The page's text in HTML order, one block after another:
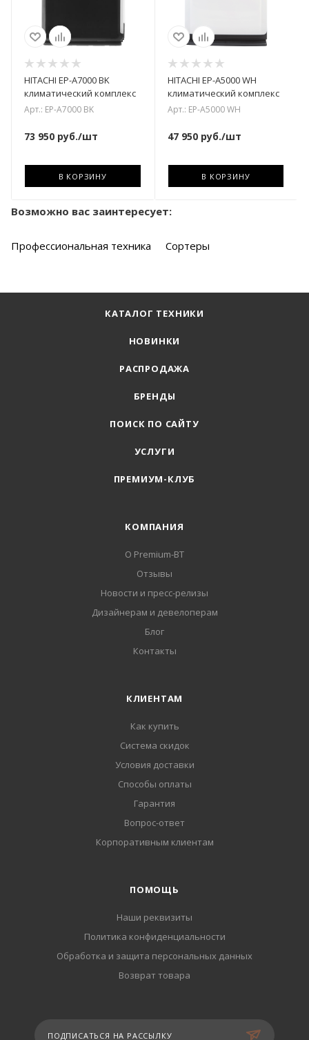
HITACHI EP-A7000 BK
климатический комплекс
Арт.: EP-A7000 BK
73 950 руб./шт
В КОРЗИНУ
HITACHI EP-A5000 WH
климатический комплекс
Арт.: EP-A5000 WH
47 950руб./шт
В КОРЗИНУ
Возможно вас заинтересует:
Профессиональная техника Сортеры
КАТАЛОГ ТЕХНИКИ
НОВИНКИ
РАСПРОДАЖА
БРЕНДЫ
ПОИСК ПО САЙТУ
УСЛУГИ
ПРЕМИУМ-КЛУБ
КОМПАНИЯ
О Premium-BT
Отзывы
Новости и пресс-релизы
Дизайнерам и девелоперам
Блог
Контакты
КЛИЕНТАМ
Как купить
Система скидок
Условия доставки
Способы оплаты
Гарантия
Вопрос-ответ
Корпоративным клиентам
ПОМОЩЬ
Наши реквизиты
Политика конфиденциальности
Обработка и защита персональных данных
Возврат товара
ПОДПИСАТЬСЯ НА РАССЫЛКУ